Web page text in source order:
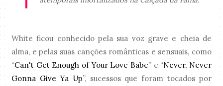
White ficou conhecido pela sua voz grave e cheia de
alma, e pelas suas canções românticas e sensuais, como
“Can't Get Enough of Your Love Babe” e “Never, Never
Gonna Give Ya Up”, sucessos que foram tocados por